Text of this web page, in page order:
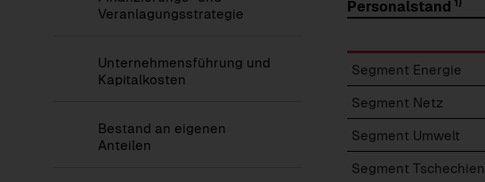
Veranlagungsstrategie
Unternehmensführung und
Kapitalkosten
Bestand an eigenen
Anteilen
Personalstand
Segment Energie
Segment Netz
Segment Umwelt
Segment Tschechien